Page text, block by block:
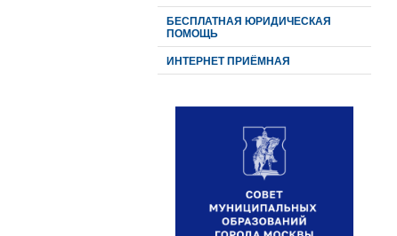
БЕСПЛАТНАЯ ЮРИДИЧЕСКАЯ
ПОМОЩЬ
ИНТЕРНЕТ ПРИЁМНАЯ